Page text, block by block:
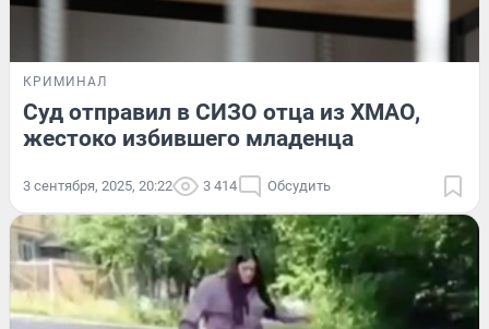
КРИМИНАЛ
Суд отправил в СИЗО отца из ХМАО,
жестоко избившего младенца
3 сентября, 2025, 20:22 3 414 Обсудить